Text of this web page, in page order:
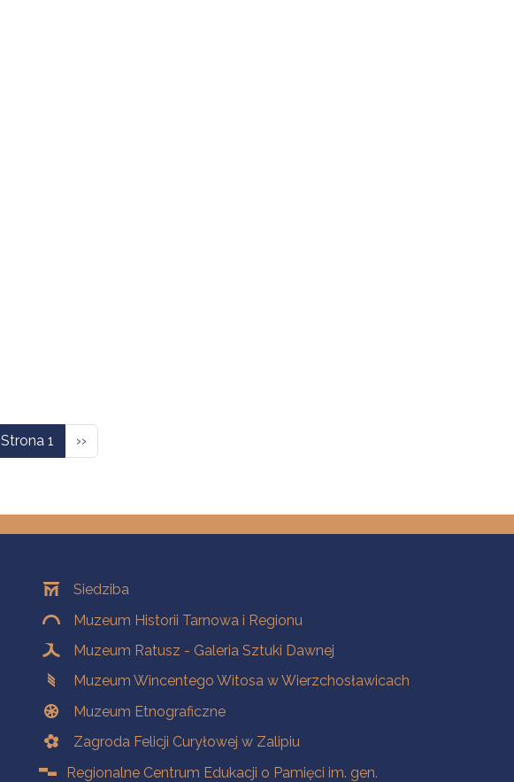
Strona 1 Następna strona
››
OddziałySiedziba
Muzeum Historii Tarnowa i Regionu
Muzeum Ratusz - Galeria Sztuki Dawnej
Muzeum Wincentego Witosa w Wierzchosławicach
Muzeum Etnograficzne
Zagroda Felicji Curyłowej w Zalipiu
Regionalne Centrum Edukacji o Pamięci im. gen.